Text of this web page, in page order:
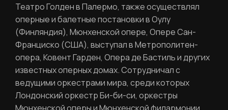
Театро Голден в Палермо, также осуществлял
оперные и балетные постановки в Оулу
(Финляндия), Мюнхенской опере, Опере Сан-
Франциско (США), выступал в Метрополитен-
опера, Ковент Гарден, Опера де Бастиль и других
известных оперных домах. Сотрудничал с
ведущими оркестрами мира, среди которых
Лондонский оркестр Би-би-си, оркестры
ЛИЧНЫЙ КАБИНЕТ
Ваш email
Фамилия
Ваш email
ВОССТАНОВИТЬ ПАРОЛЬ